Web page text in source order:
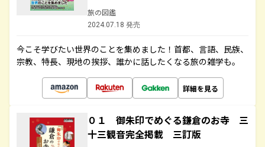
旅の図鑑
2024.07.18 発売
今こそ学びたい世界のことを集めました！首都、言語、民族、
宗教、特長、現地の挨拶、誰かに話したくなる旅の雑学も。
詳細を見る
０１ 御朱印でめぐる鎌倉のお寺 三
十三観音完全掲載 三訂版